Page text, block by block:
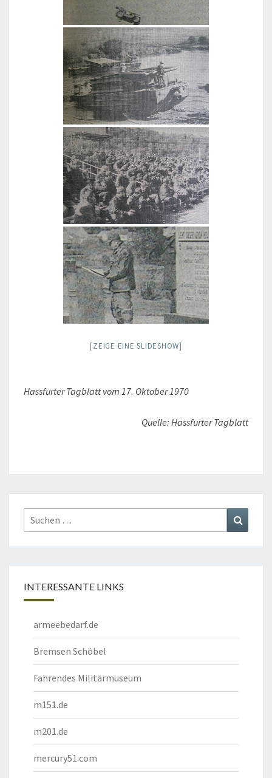
[ZEIGE EINE SLIDESHOW]
Hassfurter Tagblatt vom 17. Oktober 1970
Quelle: Hassfurter Tagblatt
Suchen
nach:
INTERESSANTE LINKS
armeebedarf.de
Bremsen Schöbel
Fahrendes Militärmuseum
m151.de
m201.de
mercury51.com